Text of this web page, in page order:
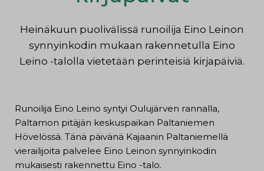
Heinäkuun puolivälissä runoilija Eino Leinon
synnyinkodin mukaan rakennetulla Eino
Leino -talolla vietetään perinteisiä kirjapäiviä.
Runoilija Eino Leino syntyi Oulujärven rannalla,
Paltamon pitäjän keskuspaikan Paltaniemen
Hövelössä. Tänä päivänä Kajaanin Paltaniemellä
vierailijoita palvelee Eino Leinon synnyinkodin
mukaisesti rakennettu Eino -talo.